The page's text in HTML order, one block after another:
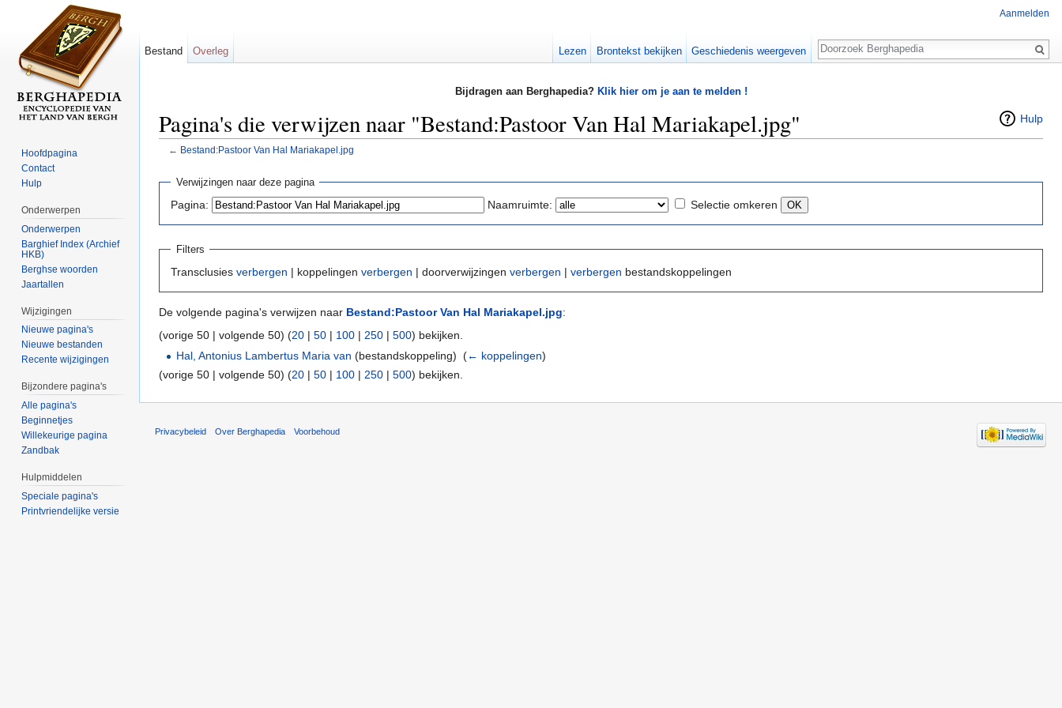
Bijdragen aan Berghapedia? Klik hier om je aan te melden !
Hulp
Pagina's die verwijzen naar "Bestand:Pastoor Van Hal Mariakapel.jpg"
← Bestand:Pastoor Van Hal Mariakapel.jpg
Verwijzingen naar deze pagina
Pagina: Naamruimte: Selectie omkeren
Filters
Transclusies verbergen | koppelingen verbergen | doorverwijzingen verbergen | verbergen bestandskoppelingen
De volgende pagina's verwijzen naar Bestand:Pastoor Van Hal Mariakapel.jpg:
(vorige 50 | volgende 50) (20 | 50 | 100 | 250 | 500) bekijken.
Hal, Antonius Lambertus Maria van (bestandskoppeling) ‎(← koppelingen)
(vorige 50 | volgende 50) (20 | 50 | 100 | 250 | 500) bekijken.
Aanmelden
Bestand Overleg Lezen Brontekst bekijken Geschiedenis weergeven
Zoeken
Hoofdpagina
Contact
Hulp
Onderwerpen
Onderwerpen
Barghief Index (Archief
HKB)
Berghse woorden
Jaartallen
Wijzigingen
Nieuwe pagina's
Nieuwe bestanden
Recente wijzigingen
Bijzondere pagina's
Alle pagina's
Beginnetjes
Willekeurige pagina
Zandbak
Hulpmiddelen
Speciale pagina's
Printvriendelijke versie
Privacybeleid Over Berghapedia Voorbehoud